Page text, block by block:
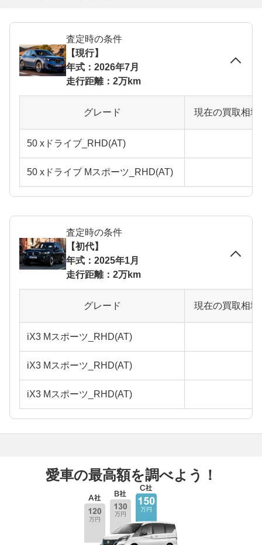
査定時の条件
【現行】
年式：2026年7月
走行距離：2万km
グレード 現在の買取相
50 xドライブ_RHD(AT)
50 xドライブ Mスポーツ_RHD(AT)
査定時の条件
【初代】
年式：2025年1月
走行距離：2万km
グレード 現在の買取相
iX3 Mスポーツ_RHD(AT)
iX3 Mスポーツ_RHD(AT)
iX3 Mスポーツ_RHD(AT)
愛車の最高額を調べよう！